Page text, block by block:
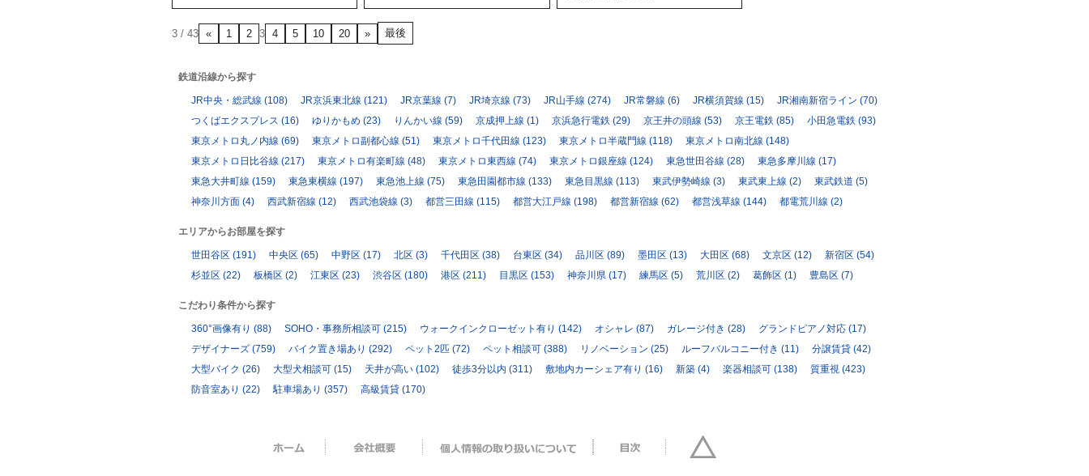
3 / 43 « 1 2 3 4 5 10 20 » 最後
鉄道沿線から探す
JR中央・総武線 (108) JR京浜東北線 (121) JR京葉線 (7) JR埼京線 (73) JR山手線 (274) JR常磐線 (6) JR横須賀線 (15) JR湘南新宿ライン (70)
つくばエクスプレス (16) ゆりかもめ (23) りんかい線 (59) 京成押上線 (1) 京浜急行電鉄 (29) 京王井の頭線 (53) 京王電鉄 (85) 小田急電鉄 (93)
東京メトロ丸ノ内線 (69) 東京メトロ副都心線 (51) 東京メトロ千代田線 (123) 東京メトロ半蔵門線 (118) 東京メトロ南北線 (148)
東京メトロ日比谷線 (217) 東京メトロ有楽町線 (48) 東京メトロ東西線 (74) 東京メトロ銀座線 (124) 東急世田谷線 (28) 東急多摩川線 (17)
東急大井町線 (159) 東急東横線 (197) 東急池上線 (75) 東急田園都市線 (133) 東急目黒線 (113) 東武伊勢崎線 (3) 東武東上線 (2) 東武鉄道 (5)
神奈川方面 (4) 西武新宿線 (12) 西武池袋線 (3) 都営三田線 (115) 都営大江戸線 (198) 都営新宿線 (62) 都営浅草線 (144) 都電荒川線 (2)
エリアからお部屋を探す
世田谷区 (191) 中央区 (65) 中野区 (17) 北区 (3) 千代田区 (38) 台東区 (34) 品川区 (89) 墨田区 (13) 大田区 (68) 文京区 (12) 新宿区 (54)
杉並区 (22) 板橋区 (2) 江東区 (23) 渋谷区 (180) 港区 (211) 目黒区 (153) 神奈川県 (17) 練馬区 (5) 荒川区 (2) 葛飾区 (1) 豊島区 (7)
こだわり条件から探す
360°画像有り (88) SOHO・事務所相談可 (215) ウォークインクローゼット有り (142) オシャレ (87) ガレージ付き (28) グランドピアノ対応 (17)
デザイナーズ (759) バイク置き場あり (292) ペット2匹 (72) ペット相談可 (388) リノベーション (25) ルーフバルコニー付き (11) 分譲賃貸 (42)
大型バイク (26) 大型犬相談可 (15) 天井が高い (102) 徒歩3分以内 (311) 敷地内カーシェア有り (16) 新築 (4) 楽器相談可 (138) 質重視 (423)
防音室あり (22) 駐車場あり (357) 高級賃貸 (170)